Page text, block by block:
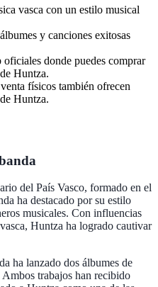
vasca con un estilo musical
y canciones exitosas
donde puedes comprar
Huntza.
físicos también ofrecen
Huntza.
del País Vasco, formado en el
ha destacado por su estilo
musicales. Con influencias
Huntza ha logrado cautivar
ha lanzado dos álbumes de
trabajos han recibido